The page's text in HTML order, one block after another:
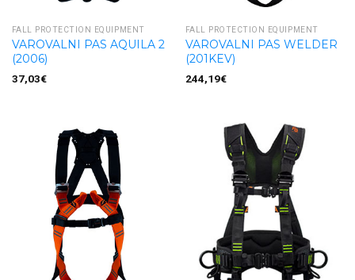
FALL PROTECTION EQUIPMENT
VAROVALNI PAS AQUILA 2
(2006)
37,03€
FALL PROTECTION EQUIPMENT
VAROVALNI PAS WELDER
(201KEV)
244,19€